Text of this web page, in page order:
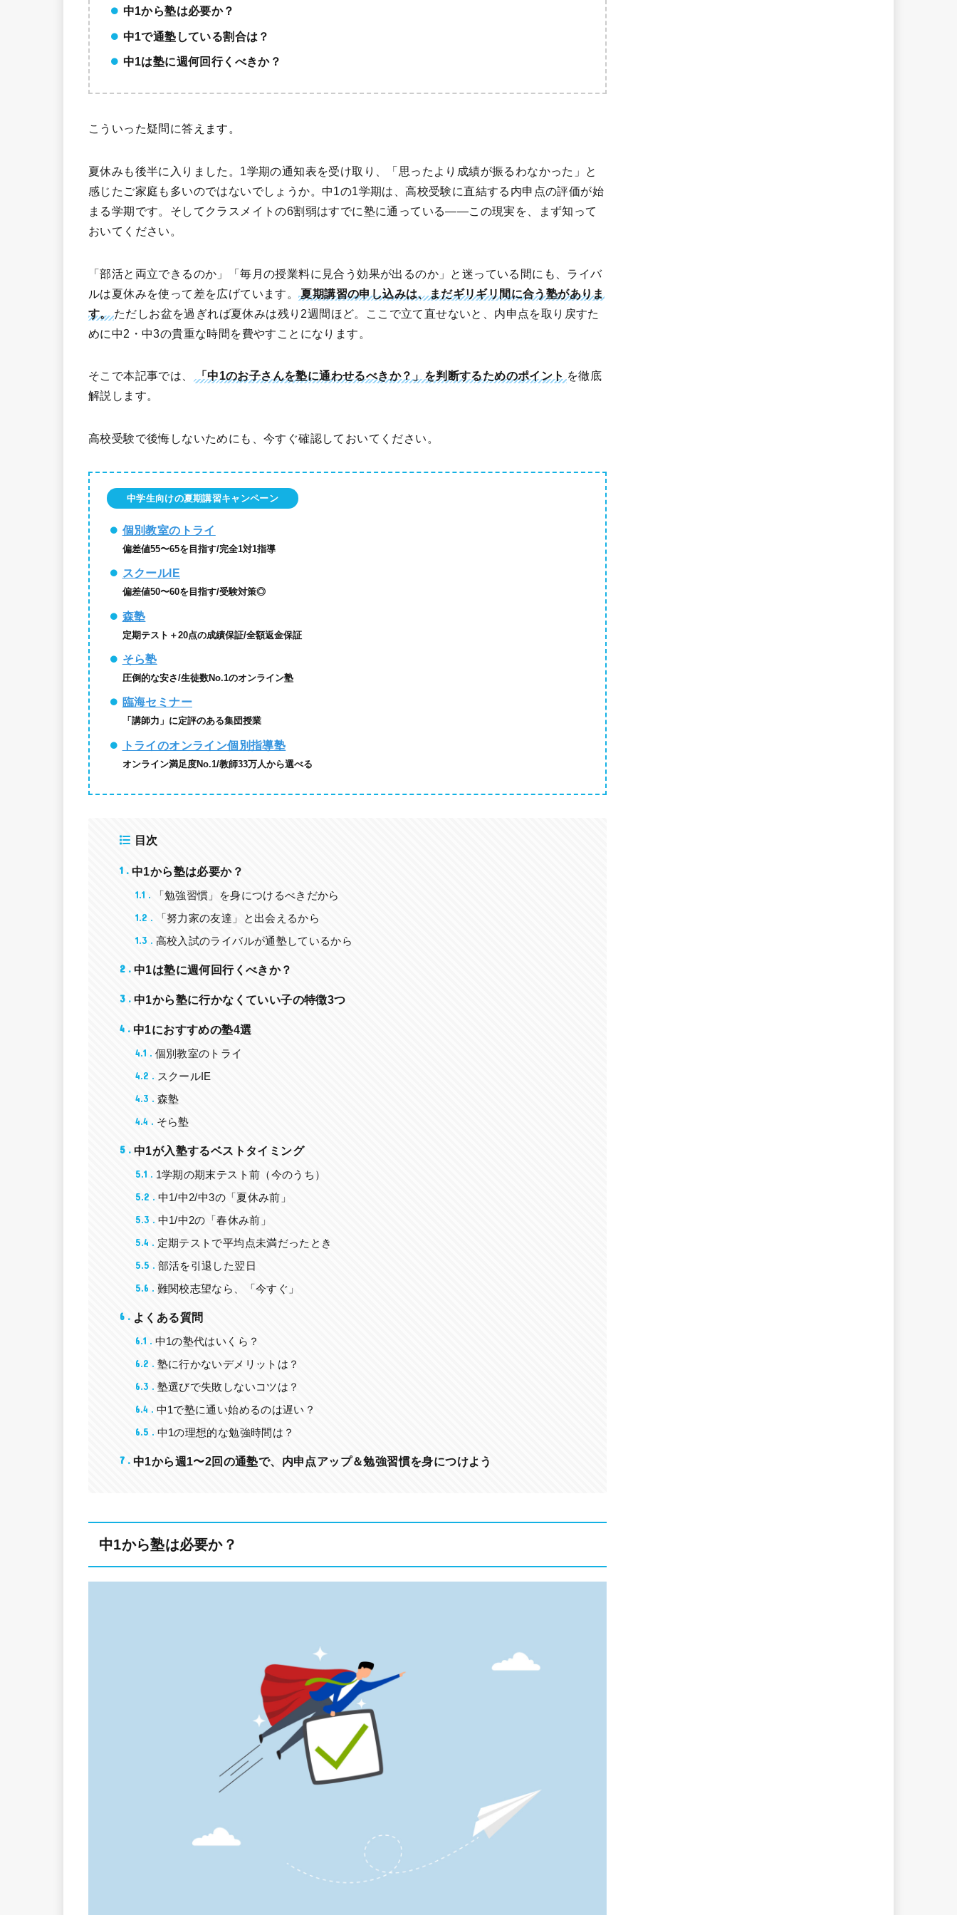
中1から塾は必要か？
中1で通塾している割合は？
中1は塾に週何回行くべきか？
こういった疑問に答えます。
夏休みも後半に入りました。1学期の通知表を受け取り、「思ったより成績が振るわなかった」と
感じたご家庭も多いのではないでしょうか。中1の1学期は、高校受験に直結する内申点の評価が始
まる学期です。そしてクラスメイトの6割弱はすでに塾に通っている——この現実を、まず知って
おいてください。
「部活と両立できるのか」「毎月の授業料に見合う効果が出るのか」と迷っている間にも、ライバ
ルは夏休みを使って差を広げています。夏期講習の申し込みは、まだギリギリ間に合う塾がありま
す。 ただしお盆を過ぎれば夏休みは残り2週間ほど。ここで立て直せないと、内申点を取り戻すた
めに中2・中3の貴重な時間を費やすことになります。
そこで本記事では、 「中1のお子さんを塾に通わせるべきか？」を判断するためのポイント を徹底
解説します。
高校受験で後悔しないためにも、今すぐ確認しておいてください。
中学生向けの夏期講習キャンペーン
個別教室のトライ
偏差値55〜65を目指す/完全1対1指導
スクールIE
偏差値50〜60を目指す/受験対策◎
森塾
定期テスト＋20点の成績保証/全額返金保証
そら塾
圧倒的な安さ/生徒数No.1のオンライン塾
臨海セミナー
「講師力」に定評のある集団授業
トライのオンライン個別指導塾
オンライン満足度No.1/教師33万人から選べる
目次
1 中1から塾は必要か？
1.1 「勉強習慣」を身につけるべきだから
1.2 「努力家の友達」と出会えるから
1.3 高校入試のライバルが通塾しているから
2 中1は塾に週何回行くべきか？
3 中1から塾に行かなくていい子の特徴3つ
4 中1におすすめの塾4選
4.1 個別教室のトライ
4.2 スクールIE
4.3 森塾
4.4 そら塾
5 中1が入塾するベストタイミング
5.1 1学期の期末テスト前（今のうち）
5.2 中1/中2/中3の「夏休み前」
5.3 中1/中2の「春休み前」
5.4 定期テストで平均点未満だったとき
5.5 部活を引退した翌日
5.6 難関校志望なら、「今すぐ」
6 よくある質問
6.1 中1の塾代はいくら？
6.2 塾に行かないデメリットは？
6.3 塾選びで失敗しないコツは？
6.4 中1で塾に通い始めるのは遅い？
6.5 中1の理想的な勉強時間は？
7 中1から週1〜2回の通塾で、内申点アップ＆勉強習慣を身につけよう
中1から塾は必要か？